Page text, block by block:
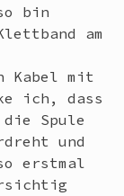
bin
am
Kabel mit
ich, dass
Spule
und
erstmal